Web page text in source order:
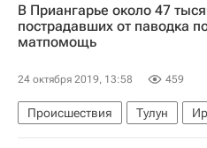
В Приангарье около 47
пострадавших от паводка
матпомощь
24 октября 2019, 13:58 459
Происшествия Тулун
Виталий Мутко
Жилье